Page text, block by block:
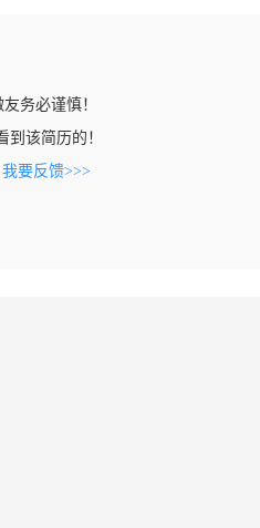
务必谨慎！
到该简历的！
我要反馈>>>